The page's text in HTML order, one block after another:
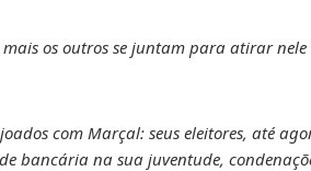
os outros se juntam para atirar
com Marçal: seus eleitores, até
bancária na sua juventude,